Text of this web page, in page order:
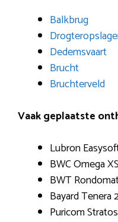
Balkbrug
Dedemsvaart
Brucht
Bruchterveld
Vaak geplaatste
Lubron
BWC Omega
BWT
Bayard Tenera
Puricom